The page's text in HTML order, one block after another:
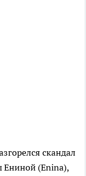
скандал
Ениной (Enina),